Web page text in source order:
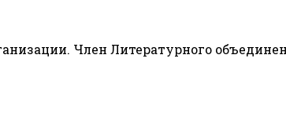
Член Литературного